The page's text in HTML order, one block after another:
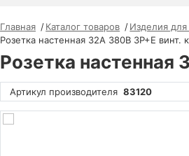
Главная Каталог товаров Изделия
Розетка настенная 32А 380В 3P+E
Розетка настенная
Артикул производителя 83120